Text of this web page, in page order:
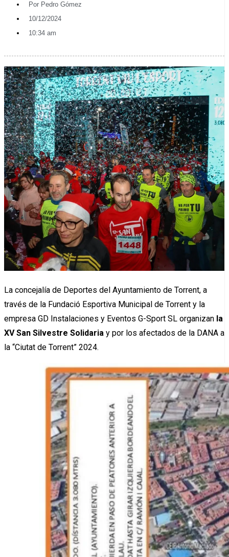
Por Pedro Gómez
10/12/2024
10:34 am
La concejalía de Deportes del Ayuntamiento de Torrent, a
través de la Fundació Esportiva Municipal de Torrent y la
empresa GD Instalaciones y Eventos G-Sport SL organizan la
XV San Silvestre Solidaria y por los afectados de la DANA a
la “Ciutat de Torrent” 2024.